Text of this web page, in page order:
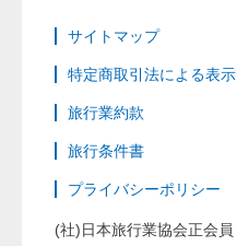
サイトマップ
特定商取引法による表示
旅行業約款
旅行条件書
プライバシーポリシー
(社)日本旅行業協会正会員